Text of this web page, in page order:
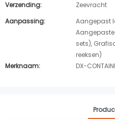
Verzending:
Zeevracht
Aanpassing:
Aangepast
Aangepaste
sets),
reeksen)
Merknaam:
DX-